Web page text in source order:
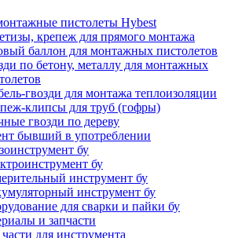
пистолеты Hybest
крепеж для прямого монтажа
баллон для монтажных пистолетов
по бетону, металлу для монтажных
гвозди для монтажа теплоизоляции
клипсы для труб (гофры)
гвозди по дереву
бывший в употреблении
бу
бу
инструмент бу
инструмент бу
для сварки и пайки бу
и запчасти
для инструмента